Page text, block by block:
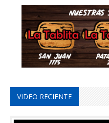
VIDEO RECIENTE